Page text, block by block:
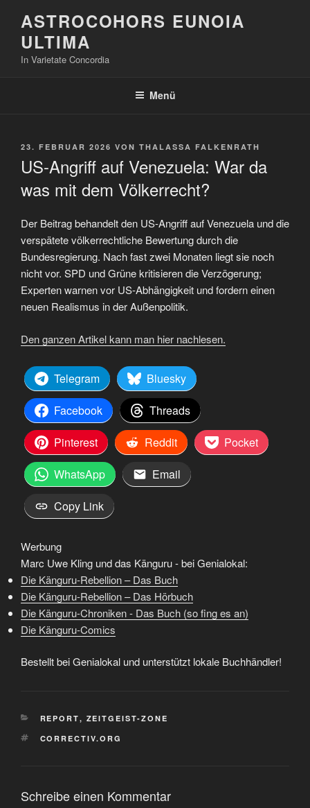
Inhalt
springen
ASTROCOHORS EUNOIA
ULTIMA
In Varietate Concordia
Menü
VERÖFFENTLICHT
23. FEBRUAR 2026 VON THALASSA FALKENRATH
US-Angriff auf Venezuela: War da
was mit dem Völkerrecht?
Der Beitrag behandelt den US-Angriff auf Venezuela und die
verspätete völkerrechtliche Bewertung durch die
Bundesregierung. Nach fast zwei Monaten liegt sie noch
nicht vor. SPD und Grüne kritisieren die Verzögerung;
Experten warnen vor US-Abhängigkeit und fordern einen
neuen Realismus in der Außenpolitik.
Den ganzen Artikel kann man hier nachlesen.
Telegram
Bluesky
Facebook
Threads
Pinterest
Reddit
Pocket
WhatsApp
Email
Copy Link
Werbung
Marc Uwe Kling und das Känguru - bei Genialokal:
Die Känguru-Rebellion – Das Buch
Die Känguru-Rebellion – Das Hörbuch
Die Känguru-Chroniken - Das Buch (so fing es an)
Die Känguru-Comics
Bestellt bei Genialokal und unterstützt lokale Buchhändler!
KATEGORIEN
REPORT, ZEITGEIST-ZONE
SCHLAGWÖRTER
CORRECTIV.ORG
Schreibe einen Kommentar